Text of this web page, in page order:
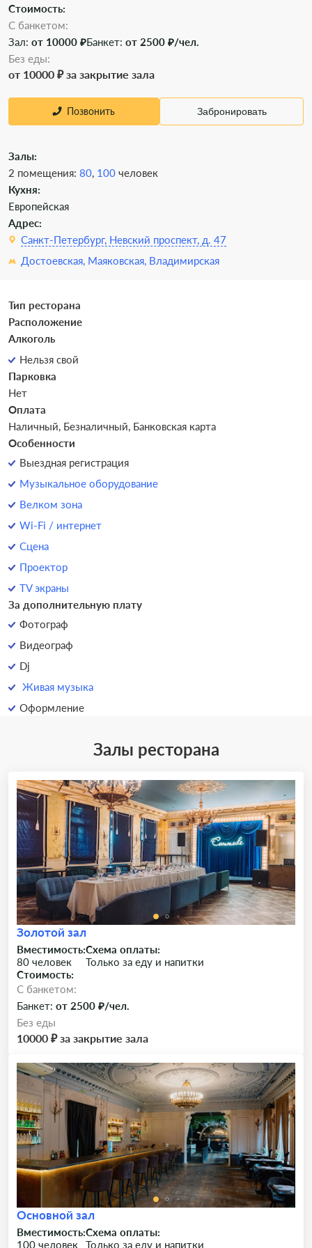
Стоимость:
С банкетом:
Зал: от 10000 ₽Банкет: от 2500 ₽/чел.
Без еды:
от 10000 ₽ за закрытие зала
Позвонить Забронировать
Залы:
2 помещения: 80, 100 человек
Кухня:
Европейская
Адрес:
Санкт-Петербург, Невский проспект, д. 47
Достоевская, Маяковская, Владимирская
Тип ресторана
Расположение
Алкоголь
Нельзя свой
Парковка
Нет
Оплата
Наличный, Безналичный, Банковская карта
Особенности
Выездная регистрация
Музыкальное оборудование
Велком зона
Wi-Fi / интернет
Сцена
Проектор
TV экраны
За дополнительную плату
Фотограф
Видеограф
Dj
Живая музыка
Оформление
Залы ресторана
Золотой зал
Вместимость:
80 человек
Схема оплаты:
Только за еду и напитки
Стоимость:
C банкетом:
Банкет: от 2500 ₽/чел.
Без еды
10000 ₽ за закрытие зала
Основной зал
Вместимость:
100 человек
Схема оплаты:
Только за еду и напитки